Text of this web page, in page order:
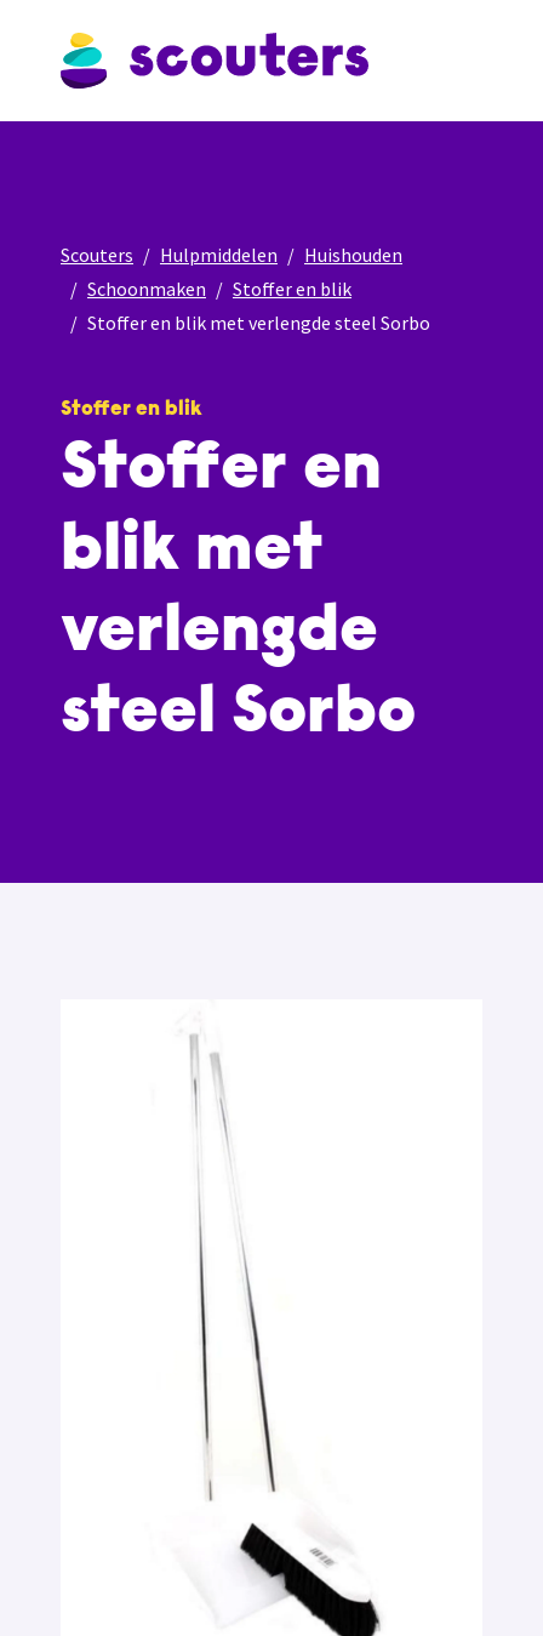
Scouters Hulpmiddelen
Huishouden
Schoonmaken
Stoffer en blik
Stoffer en blik met verlengde steel Sorbo
Stoffer en blik
Stoffer en
blik met
verlengde
steel Sorbo